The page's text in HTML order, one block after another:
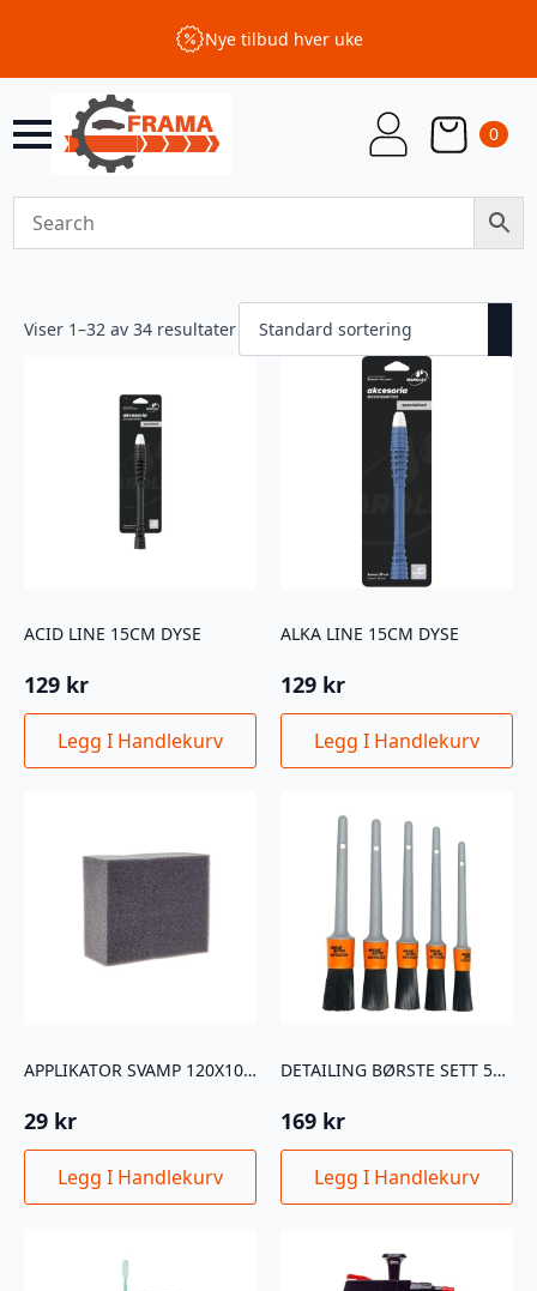
Nye tilbud hver uke
0
Viser 1–32 av 34 resultater
ACID LINE 15CM DYSE
129 kr
Legg I Handlekurv
ALKA LINE 15CM DYSE
129 kr
Legg I Handlekurv
APPLIKATOR SVAMP 120X100X50MM
29 kr
Legg I Handlekurv
DETAILING BØRSTE SETT 5STK
169 kr
Legg I Handlekurv